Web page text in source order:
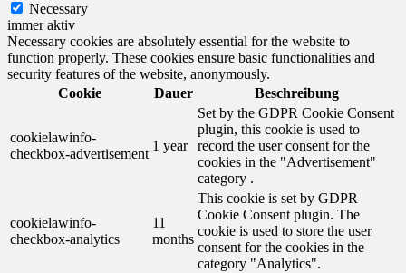
Necessary
immer aktiv
Necessary cookies are absolutely essential for the website to
function properly. These cookies ensure basic functionalities and
security features of the website, anonymously.
Cookie
Dauer Beschreibung
cookielawinfo-
checkbox-advertisement
1 year
Set by the GDPR Cookie Consent
plugin, this cookie is used to
record the user consent for the
cookies in the "Advertisement"
category .
cookielawinfo-
checkbox-analytics
11
months
This cookie is set by GDPR
Cookie Consent plugin. The
cookie is used to store the user
consent for the cookies in the
category "Analytics".